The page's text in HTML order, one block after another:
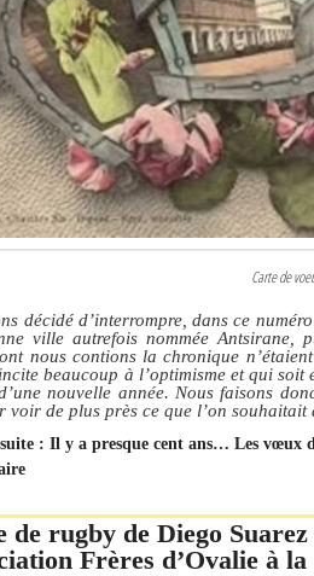
Carte de
décidé d’interrompre, dans ce
ville autrefois nommée Antsirane,
nous contions la chronique
beaucoup à l’optimisme et qui
nouvelle année. Nous faisons
voir de plus près ce que l’on
: Il y a presque cent ans… Les vœux
de rugby de Diego
Frères d’Ovalie à la